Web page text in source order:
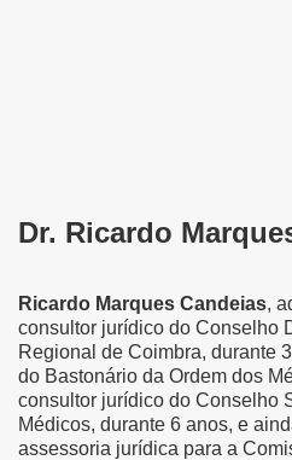
Dr. Ricardo
Ricardo Marques Candeias,
consultor jurídico do Conselho
Regional de Coimbra, durante
do Bastonário da Ordem dos
consultor jurídico do Conselho
Médicos, durante 6 anos, e
assessoria jurídica para a